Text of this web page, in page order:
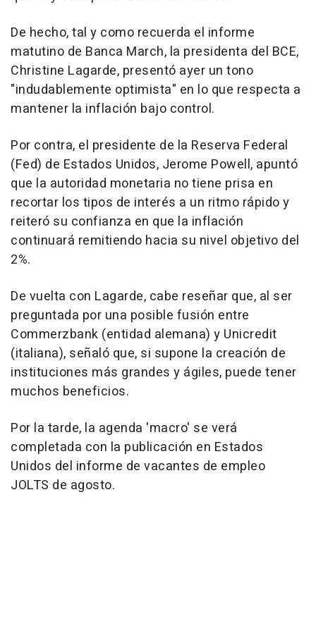
De hecho, tal y como recuerda el informe
matutino de Banca March, la presidenta del BCE,
Christine Lagarde, presentó ayer un tono
"indudablemente optimista" en lo que respecta a
mantener la inflación bajo control.
Por contra, el presidente de la Reserva Federal
(Fed) de Estados Unidos, Jerome Powell, apuntó
que la autoridad monetaria no tiene prisa en
recortar los tipos de interés a un ritmo rápido y
reiteró su confianza en que la inflación
continuará remitiendo hacia su nivel objetivo del
2%.
De vuelta con Lagarde, cabe reseñar que, al ser
preguntada por una posible fusión entre
Commerzbank (entidad alemana) y Unicredit
(italiana), señaló que, si supone la creación de
instituciones más grandes y ágiles, puede tener
muchos beneficios.
Por la tarde, la agenda 'macro' se verá
completada con la publicación en Estados
Unidos del informe de vacantes de empleo
JOLTS de agosto.